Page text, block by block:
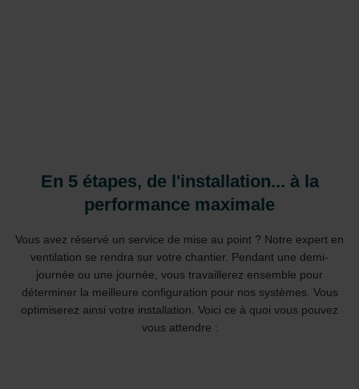
En 5 étapes, de l'installation... à la
performance maximale
Vous avez réservé un service de mise au point ? Notre expert en
ventilation se rendra sur votre chantier. Pendant une demi-
journée ou une journée, vous travaillerez ensemble pour
déterminer la meilleure configuration pour nos systèmes. Vous
optimiserez ainsi votre installation. Voici ce à quoi vous pouvez
vous attendre :